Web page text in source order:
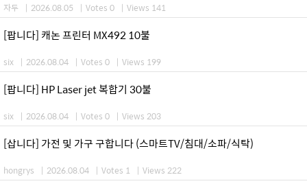
자두 | 2026.08.05 | Votes 0 | Views 141
[팝니다] 캐논 프린터 MX492 10불
six | 2026.08.04 | Votes 0 | Views 199
[팝니다] HP Laser jet 복합기 30불
six | 2026.08.04 | Votes 0 | Views 203
[삽니다] 가전 및 가구 구합니다 (스마트TV/침대/소파/식탁)
hongrys | 2026.08.04 | Votes 1 | Views 222